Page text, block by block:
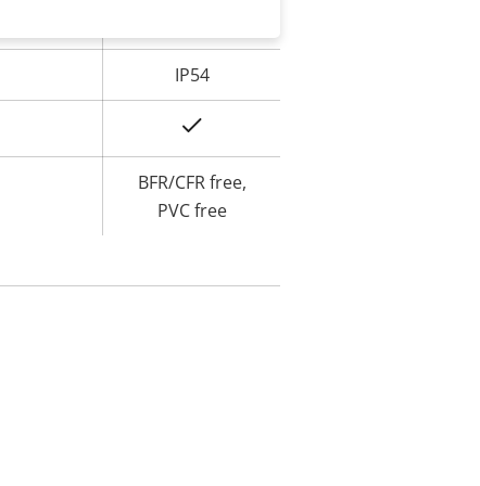
IP54
BFR/CFR free,
PVC free